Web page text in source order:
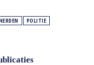
POLITIE